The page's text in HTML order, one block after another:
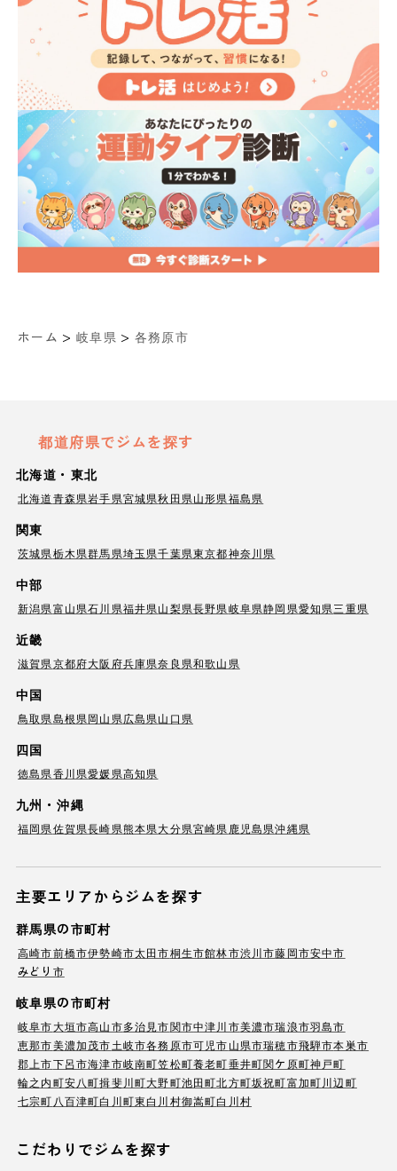
ホーム > 岐阜県 > 各務原市
都道府県でジムを探す
北海道・東北
北海道青森県岩手県宮城県秋田県山形県福島県
関東
茨城県栃木県群馬県埼玉県千葉県東京都神奈川県
中部
新潟県富山県石川県福井県山梨県長野県岐阜県静岡県愛知県三重県
近畿
滋賀県京都府大阪府兵庫県奈良県和歌山県
中国
鳥取県島根県岡山県広島県山口県
四国
徳島県香川県愛媛県高知県
九州・沖縄
福岡県佐賀県長崎県熊本県大分県宮崎県 鹿児島県沖縄県
主要エリアからジムを探す
群馬県の市町村
高崎市前橋市伊勢崎市太田市桐生市館林市渋川市藤岡市安中市
みどり市
岐阜県の市町村
岐阜市大垣市高山市多治見市関市中津川市美濃市瑞浪市羽島市
恵那市美濃加茂市土岐市各務原市可児市山県市瑞穂市飛騨市本巣市
郡上市下呂市海津市岐南町笠松町養老町垂井町関ケ原町神戸町
輪之内町安八町揖斐川町大野町池田町北方町坂祝町富加町川辺町
七宗町 八百津町白川町東白川村御嵩町白川村
こだわりでジムを探す